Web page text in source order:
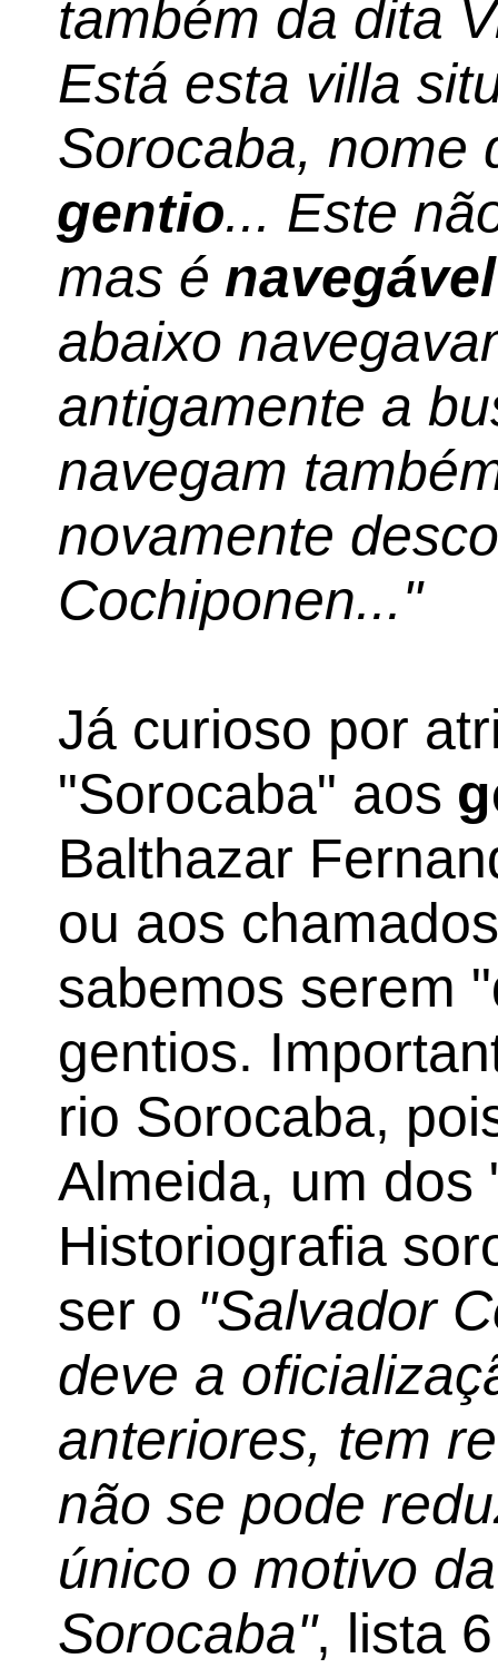
também da dita
Está esta villa
Sorocaba, nome
gentio... Este
mas énavegável
abaixo
antigamente a
navegam
novamente
Cochiponen..."
Já curioso por
"Sorocaba" aos
Balthazar
ou aos
sabemos serem
gentios.
rio Sorocaba,
Almeida, um dos
Historiografia
ser o "Salvador
deve a
anteriores, tem
não se pode
único o motivo
Sorocaba", lista